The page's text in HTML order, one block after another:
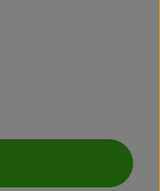
hinzufügen